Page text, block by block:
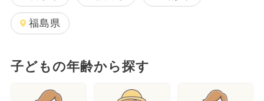
福島県
子どもの年齢から探す